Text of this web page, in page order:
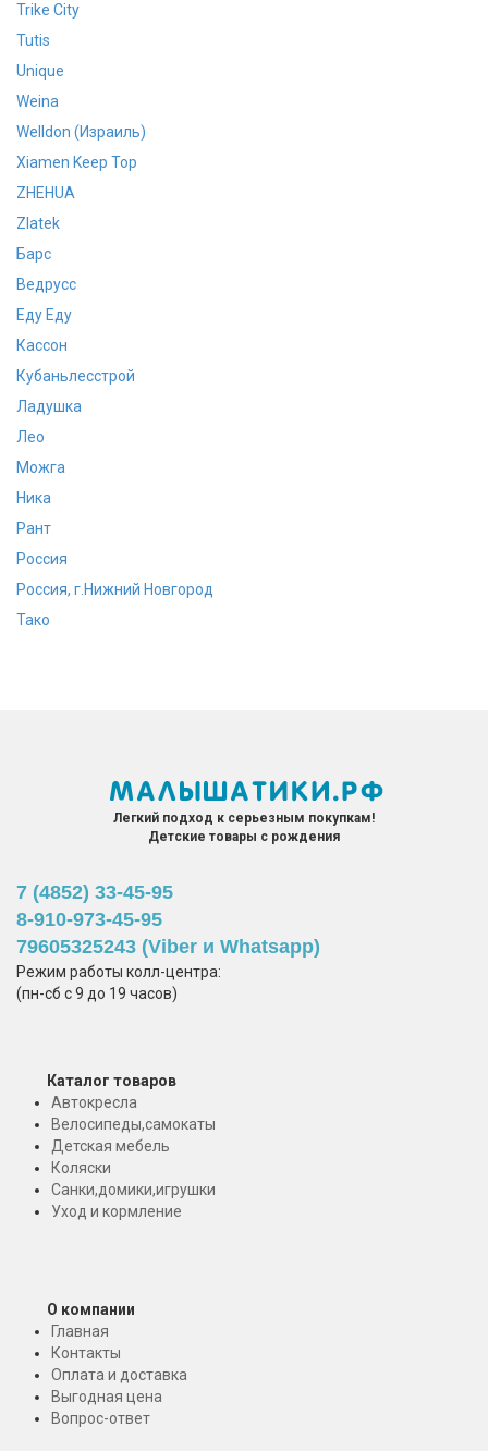
Trike City
Tutis
Unique
Weina
Welldon (Израиль)
Xiamen Keep Top
ZHEHUA
Zlatek
Барс
Ведрусс
Еду Еду
Кассон
Кубаньлесстрой
Ладушка
Лео
Можга
Ника
Рант
Россия
Россия, г.Нижний Новгород
Тако
Легкий подход к серьезным покупкам!
Детские товары с рождения
7 (4852) 33-45-95
8-910-973-45-95
79605325243 (Viber и Whatsapp)
Режим работы колл-центра:
(пн-сб с 9 до 19 часов)
Каталог товаров
Автокресла
Велосипеды,самокаты
Детская мебель
Коляски
Санки,домики,игрушки
Уход и кормление
О компании
Главная
Контакты
Оплата и доставка
Выгодная цена
Вопрос-ответ